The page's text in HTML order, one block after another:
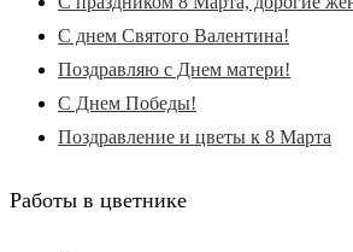
С днем Святого Валентина!
Поздравляю с Днем матери!
С Днем Победы!
Поздравление и цветы к 8 Марта
Работы в цветнике